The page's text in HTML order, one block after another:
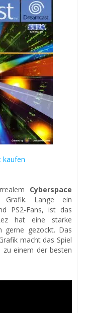
kaufen
Cyberspace
Lange ein
PS2-Fans, ist das
hat eine starke
gerne gezockt. Das
macht das Spiel
einem der besten